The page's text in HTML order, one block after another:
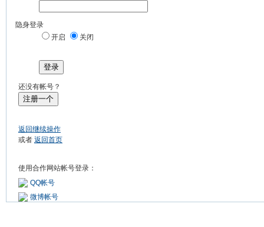
隐身登录
开启
关闭
登录
还没有帐号？
注册一个
返回继续操作
或者 返回首页
使用合作网站帐号登录：
QQ帐号
微博帐号